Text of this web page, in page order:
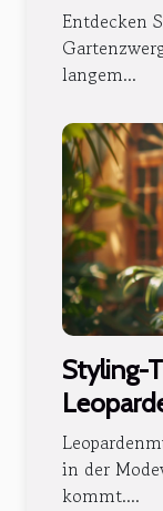
Entdecken
langem...
Styling-
Outfits
in der
kommt....